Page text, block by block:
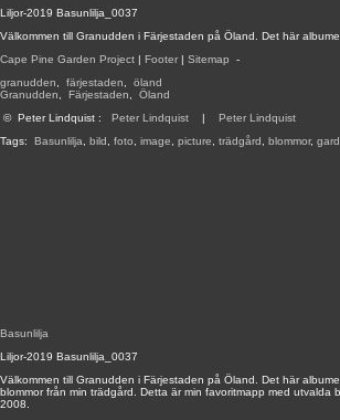
Liljor-2019 Basunlilja_0037
Välkommen till Granudden i Färjestaden på Öland. Det här
Cape Pine Garden Project | Footer | Sitemap -
granudden
färjestaden
öland
Granudden
Färjestaden
Öland
© Peter Lindquist : Peter Lindquist | Peter Lindquist
Tags: Basunlilja bild foto image picture trädgård blommor,
Basunlilja
Liljor-2019 Basunlilja_0037
Välkommen till Granudden i Färjestaden på Öland. Det här
blommor från min trädgård. Detta är min favoritmapp med utvalda
2008.